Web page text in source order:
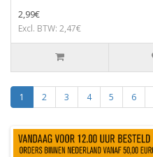
2,99€
Excl. BTW: 2,47€
1 2 3 4 5 6